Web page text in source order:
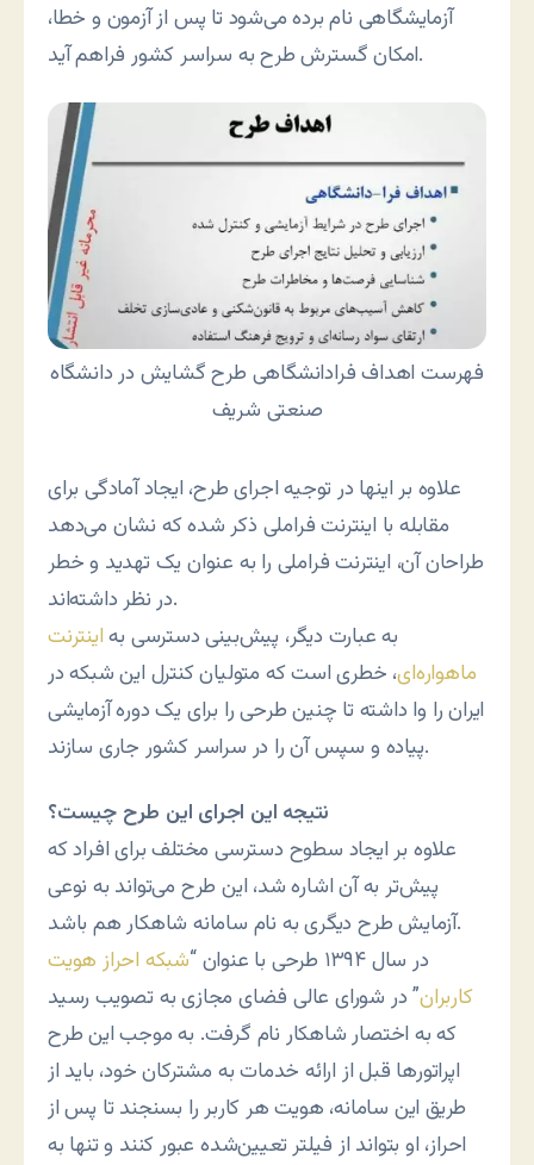
آزمایشگاهی نام برده می‌شود تا پس از آزمون و خطا،
امکان گسترش طرح به سراسر کشور فراهم آید.
فهرست اهداف فرادانشگاهی طرح گشایش در دانشگاه
صنعتی شریف
علاوه بر اینها در توجیه اجرای طرح، ایجاد آمادگی برای
مقابله با اینترنت فراملی ذکر شده که نشان می‌دهد
طراحان آن، اینترنت فراملی را به عنوان یک تهدید و خطر
در نظر داشته‌اند.
به عبارت دیگر، پیش‌بینی دسترسی بهاینترنت
ماهواره‌ای، خطری است که متولیان کنترل این شبکه در
ایران را وا داشته تا چنین طرحی را برای یک دوره آزمایشی
پیاده و سپس آن را در سراسر کشور جاری سازند.
نتیجه این اجرای این طرح چیست؟
علاوه بر ایجاد سطوح دسترسی مختلف برای افراد که
پیش‌تر به آن اشاره شد، این طرح می‌تواند به نوعی
آزمایش طرح دیگری به نام سامانه شاهکار هم باشد.
در سال ۱۳۹۴ طرحی با عنوان “
شبکه احراز هویت
کاربران” در شورای عالی فضای مجازی به تصویب رسید
که به اختصار شاهکار نام گرفت. به موجب این طرح
اپراتورها قبل از ارائه خدمات به مشترکان خود، باید از
طریق این سامانه، هویت هر کاربر را بسنجند تا پس از
احراز، او بتواند از فیلتر تعیین‌شده عبور کنند و تنها به